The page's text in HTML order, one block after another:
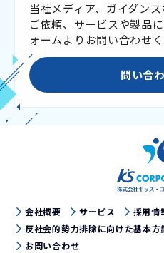
当社メディア、ガイダン
ご依頼、サービスや製品
ォームよりお問い合わせく
問い合
会社概要 サービス 採用情
反社会的勢力排除に向けた基本方
お問い合わせ